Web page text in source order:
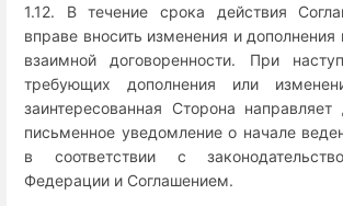
1.12. В течение срока действия
вправе вносить изменения и дополнения
взаимной договоренности. При
требующих дополнения или
заинтересованная Сторона
письменное уведомление о начале
в соответствии с
Федерации и Соглашением.